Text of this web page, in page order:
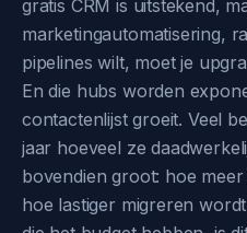
gratis CRM is uitstekend,
marketingautomatisering,
pipelines wilt, moet je
En die hubs worden
contactenlijst groeit. Veel
jaar hoeveel ze
bovendien groot: hoe
hoe lastiger migreren